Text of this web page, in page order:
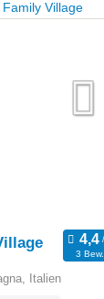
3 Bew.
Italien